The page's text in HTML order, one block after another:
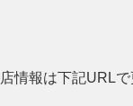
情報は下記URLで